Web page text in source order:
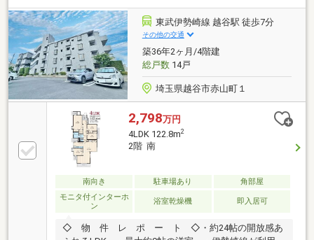
せください◎◎
東武伊勢崎線 越谷駅 徒歩7分
その他の交通
築36年2ヶ月/4階建
総戸数14戸
埼玉県越谷市赤山町１
2,798万円
4LDK 122.8m2
2階 南
南向き 駐車場あり
角部屋
モニタ付インターホ
ン
浴室乾燥機 即入居可
◇ 物 件 レ ポ ー ト ◇・約24帖の開放感あ